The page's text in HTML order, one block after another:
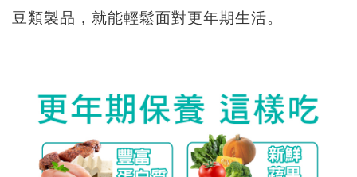
豆類製品，就能輕鬆面對更年期生活。